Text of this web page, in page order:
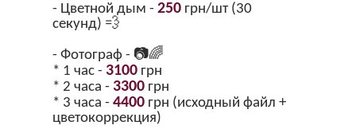
- Цветной дым -250 грн/шт (30
секунд) 💨
- Фотограф - 📷🌈
* 1 час - 3100 грн
* 2 часа - 3300 грн
* 3 часа -4400 грн (исходный файл +
цветокоррекция)